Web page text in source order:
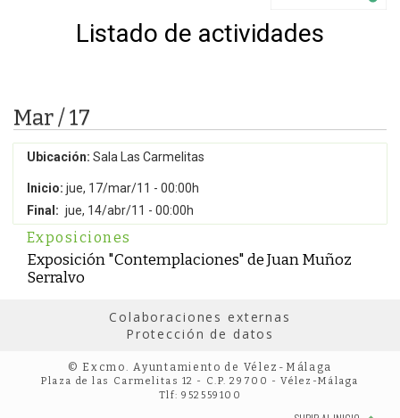
Listado de actividades
Mar / 17
Ubicación: Sala Las Carmelitas
Inicio: jue, 17/mar/11 - 00:00h
Final: jue, 14/abr/11 - 00:00h
Exposiciones
Exposición "Contemplaciones" de Juan Muñoz
Serralvo
Colaboraciones externas
Protección de datos
© Excmo. Ayuntamiento de Vélez-Málaga
Plaza de las Carmelitas 12 - C.P. 29700 - Vélez-Málaga
Tlf: 952559100